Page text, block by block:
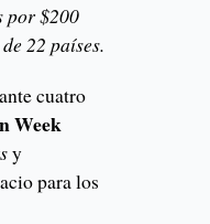
por $200
22 países.
cuatro
Week
y
para los